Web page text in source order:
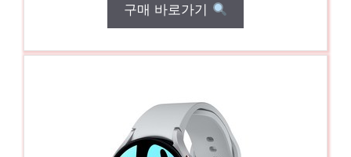
구매 바로가기